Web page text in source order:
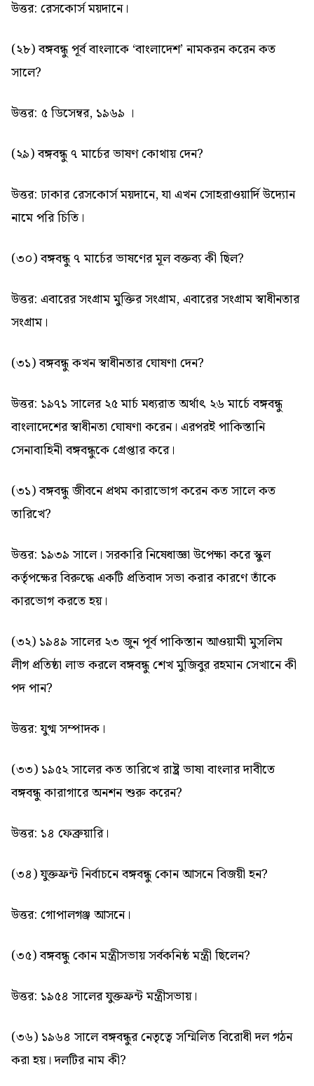
উত্তর: রেসকোর্স ময়দানে।
(২৮) বঙ্গবন্ধু পূর্ব বাংলাকে ‘বাংলাদেশ’ নামকরন করেন কত
সালে?
উত্তর: ৫ ডিসেম্বর, ১৯৬৯ ।
(২৯) বঙ্গবন্ধু ৭ মার্চের ভাষণ কোথায় দেন?
উত্তর: ঢাকার রেসকোর্স ময়দানে, যা এখন সোহরাওয়ার্দি উদ্যোন
নামে পরি চিতি।
(৩০) বঙ্গবন্ধু ৭ মার্চের ভাষণের মূল বক্তব্য কী ছিল?
উত্তর: এবারের সংগ্রাম মুক্তির সংগ্রাম, এবারের সংগ্রাম স্বাধীনতার
সংগ্রাম।
(৩১) বঙ্গবন্ধু কখন স্বাধীনতার ঘোষণা দেন?
উত্তর: ১৯৭১ সালের ২৫ মার্চ মধ্যরাত অর্থাৎ ২৬ মার্চে বঙ্গবন্ধু
বাংলাদেশের স্বাধীনতা ঘোষণা করেন। এরপরই পাকিস্তানি
সেনাবাহিনী বঙ্গবন্ধুকে গ্রেপ্তার করে।
(৩১) বঙ্গবন্ধু জীবনে প্রথম কারাভোগ করেন কত সালে কত
তারিখে?
উত্তর: ১৯৩৯ সালে। সরকারি নিষেধাজ্ঞা উপেক্ষা করে স্কুল
কর্তৃপক্ষের বিরুদ্ধে একটি প্রতিবাদ সভা করার কারণে তাঁকে
কারভোগ করতে হয়।
(৩২) ১৯৪৯ সালের ২৩ জুন পূর্ব পাকিস্তান আওয়ামী মুসলিম
লীগ প্রতিষ্ঠা লাভ করলে বঙ্গবন্ধু শেখ মুজিবুর রহমান সেখানে কী
পদ পান?
উত্তর: যুগ্ম সম্পাদক।
(৩৩) ১৯৫২ সালের কত তারিখে রাষ্ট্র ভাষা বাংলার দাবীতে
বঙ্গবন্ধু কারাগারে অনশন শুরু করেন?
উত্তর: ১৪ ফেব্রুয়ারি।
(৩৪) যুক্তফ্রন্ট নির্বাচনে বঙ্গবন্ধু কোন আসনে বিজয়ী হন?
উত্তর: গোপালগঞ্জ আসনে।
(৩৫) বঙ্গবন্ধু কোন মন্ত্রীসভায় সর্বকনিষ্ঠ মন্ত্রী ছিলেন?
উত্তর: ১৯৫৪ সালের যুক্তফ্রন্ট মন্ত্রীসভায়।
(৩৬) ১৯৬৪ সালে বঙ্গবন্ধুর নেতৃত্বে সম্মিলিত বিরোধী দল গঠন
করা হয়। দলটির নাম কী?